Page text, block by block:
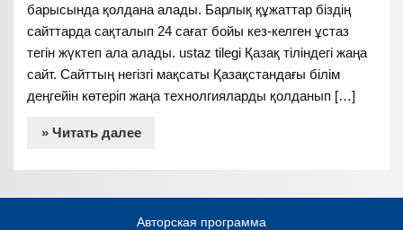
барысында қолдана алады. Барлық құжаттар біздің
сайттарда сақталып 24 сағат бойы кез-келген ұстаз
тегін жүктеп ала алады. ustaz tilegi Қазақ тіліндегі жаңа
сайт. Сайттың негізгі мақсаты Қазақстандағы білім
деңгейін көтеріп жаңа технолгияларды қолданып […]
» Читать далее
Авторская программа